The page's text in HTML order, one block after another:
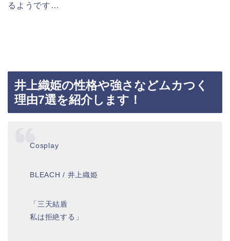
るようです…
井上織姫の性格や強さなどムカつく
理由7選を紹介します！
Cosplay
BLEACH / 井上織姫
「三天結盾
私は拒絶する」